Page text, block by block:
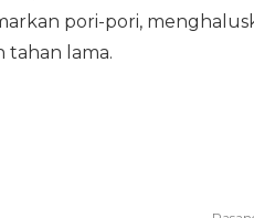
pori-pori,
tahan lama.